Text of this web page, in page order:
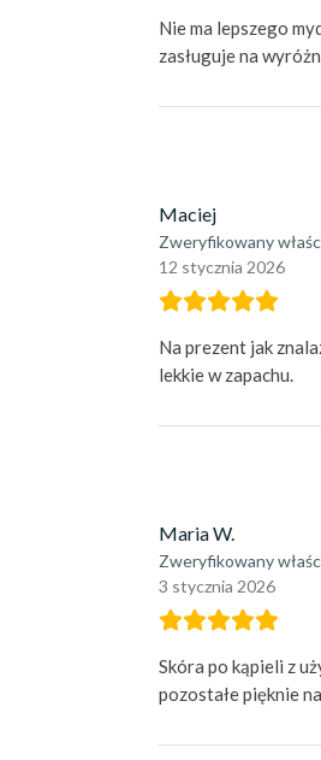
Nie ma lepszego
zasługuje na
Maciej
Zweryfikowany
12 stycznia 2026
Na prezent jak
lekkie w zapachu.
Maria W.
Zweryfikowany
3 stycznia 2026
Skóra po kąpieli z
pozostałe pięknie